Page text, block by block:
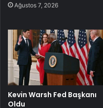
Ağustos 7, 2026
Kevin Warsh Fed Başkanı
Oldu